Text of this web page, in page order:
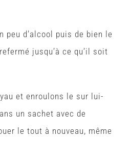
peu d’alcool puis de bien le
jusqu’à ce qu’il soit
et enroulons le sur lui-
un sachet avec de
le tout à nouveau, même